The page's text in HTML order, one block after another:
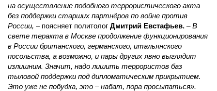
на осуществление подобного террористического акта
без поддержки старших партнёров по войне против
России, – поясняет политолог Дмитрий Евстафьев. –В
свете теракта в Москве продолжение функционирования
в России британского, германского, итальянского
посольства, а возможно, и пары других явно выглядит
излишним. Значит, надо лишить террористов баз
тыловой поддержки под дипломатическим прикрытием.
Это уже не побудка, это – набат, пора просыпаться».